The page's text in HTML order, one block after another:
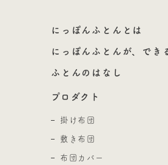
にっぽんふとんとは
にっぽんふとんが、でき
ふとんのはなし
プロダクト
掛け布団
敷き布団
布団カバー